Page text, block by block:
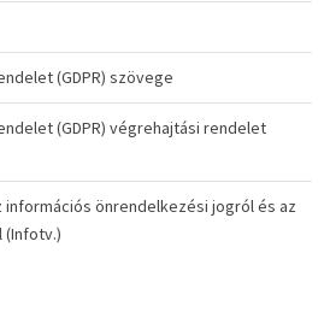
(GDPR) szövege
(GDPR) végrehajtási rendelet
információs önrendelkezési jogról és az
(Infotv.)